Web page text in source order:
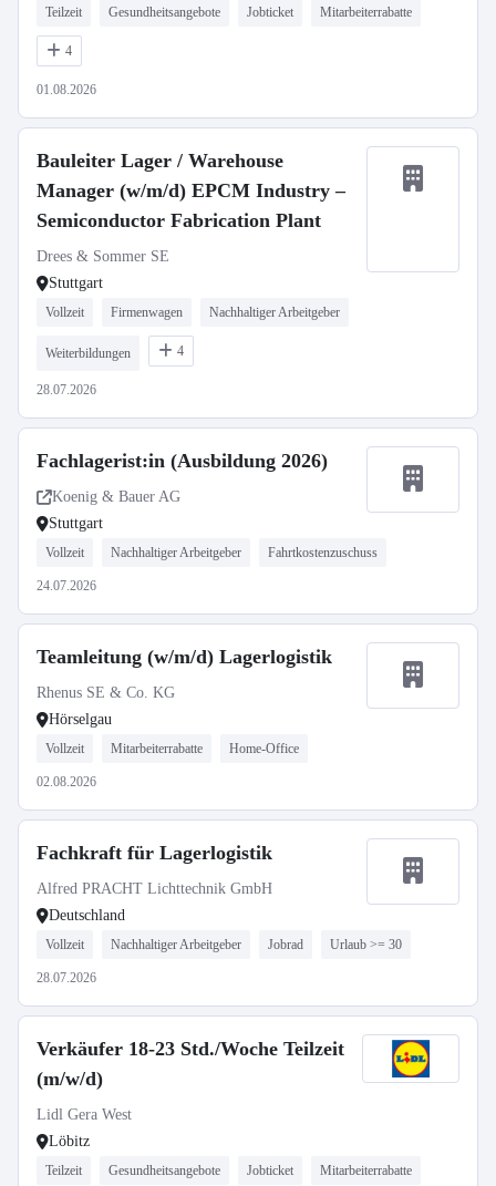
Teilzeit Gesundheitsangebote Jobticket Mitarbeiterrabatte
4
01.08.2026
Bauleiter Lager / Warehouse
Manager (w/m/d) EPCM Industry –
Semiconductor Fabrication Plant
Drees & Sommer SE
Stuttgart
Vollzeit Firmenwagen Nachhaltiger Arbeitgeber
Weiterbildungen 4
28.07.2026
Fachlagerist:in (Ausbildung 2026)
Koenig & Bauer AG
Stuttgart
Vollzeit Nachhaltiger Arbeitgeber Fahrtkostenzuschuss
24.07.2026
Teamleitung (w/m/d) Lagerlogistik
Rhenus SE & Co. KG
Hörselgau
Vollzeit Mitarbeiterrabatte Home-Office
02.08.2026
Fachkraft für Lagerlogistik
Alfred PRACHT Lichttechnik GmbH
Deutschland
Vollzeit Nachhaltiger Arbeitgeber Jobrad Urlaub >= 30
28.07.2026
Verkäufer 18-23 Std./Woche Teilzeit
(m/w/d)
Lidl Gera West
Löbitz
Teilzeit Gesundheitsangebote Jobticket Mitarbeiterrabatte